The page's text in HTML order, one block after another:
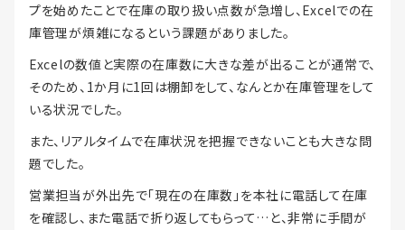
プを始めたことで在庫の取り扱い点数が急増し、Excelでの在
庫管理が煩雑になるという課題がありました。
Excelの数値と実際の在庫数に大きな差が出ることが通常で、
そのため、1か月に1回は棚卸をして、なんとか在庫管理をして
いる状況でした。
また、リアルタイムで在庫状況を把握できないことも大きな問
題でした。
営業担当が外出先で「現在の在庫数」を本社に電話して在庫
を確認し、また電話で折り返してもらって…と、非常に手間が